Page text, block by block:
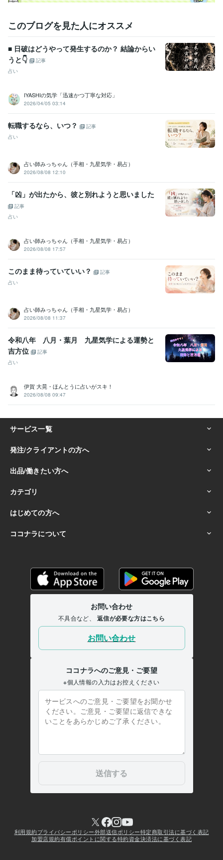
このブログを見た人にオススメ
■ 日破はどうやって発生するのか？ 結論からい
うと👇
記事
占い
IYASHIの気学「迅速かつ丁寧な対応」
2026/04/05 03:14
転職するなら、いつ？
記事
占い
占い師みっちゃん（手相・九星気学・易占）
2026/08/08 12:10
「凶」が出たから、彼と別れようと思いました
記事
占い
占い師みっちゃん（手相・九星気学・易占）
2026/08/08 17:57
このまま待っていていい？
記事
占い
占い師みっちゃん（手相・九星気学・易占）
2026/08/08 11:37
令和八年 八月・葉月 九星気学による運勢と
吉方位
記事
占い
伊賀 大晃・ほんとうに占いがスキ！
2026/08/08 09:47